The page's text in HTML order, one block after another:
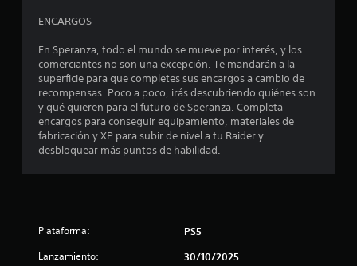
ENCARGOS
En Speranza, todo el mundo se mueve por interés, y los
comerciantes no son una excepción. Te mandarán a la
superficie para que completes sus encargos a cambio de
recompensas. Poco a poco, irás descubriendo quiénes son
y qué quieren para el futuro de Speranza. Completa
encargos para conseguir equipamiento, materiales de
fabricación y XP para subir de nivel a tu Raider y
desbloquear más puntos de habilidad.
Plataforma: PS5
Lanzamiento: 30/10/2025